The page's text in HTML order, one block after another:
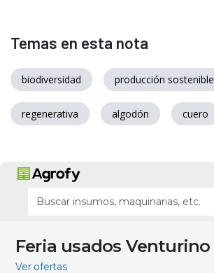
Temas en esta nota
biodiversidad producción sostenible
regenerativa algodón cuero
Feria usados Venturino
Ver ofertas